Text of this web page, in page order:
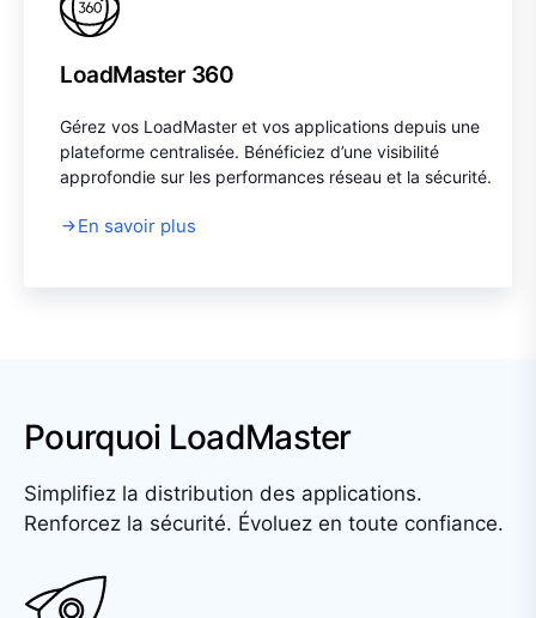
LoadMaster 360
Gérez vos LoadMaster et vos applications depuis une
plateforme centralisée. Bénéficiez d’une visibilité
approfondie sur les performances réseau et la sécurité.
En savoir plus
Pourquoi LoadMaster
Simplifiez la distribution des applications.
Renforcez la sécurité. Évoluez en toute confiance.